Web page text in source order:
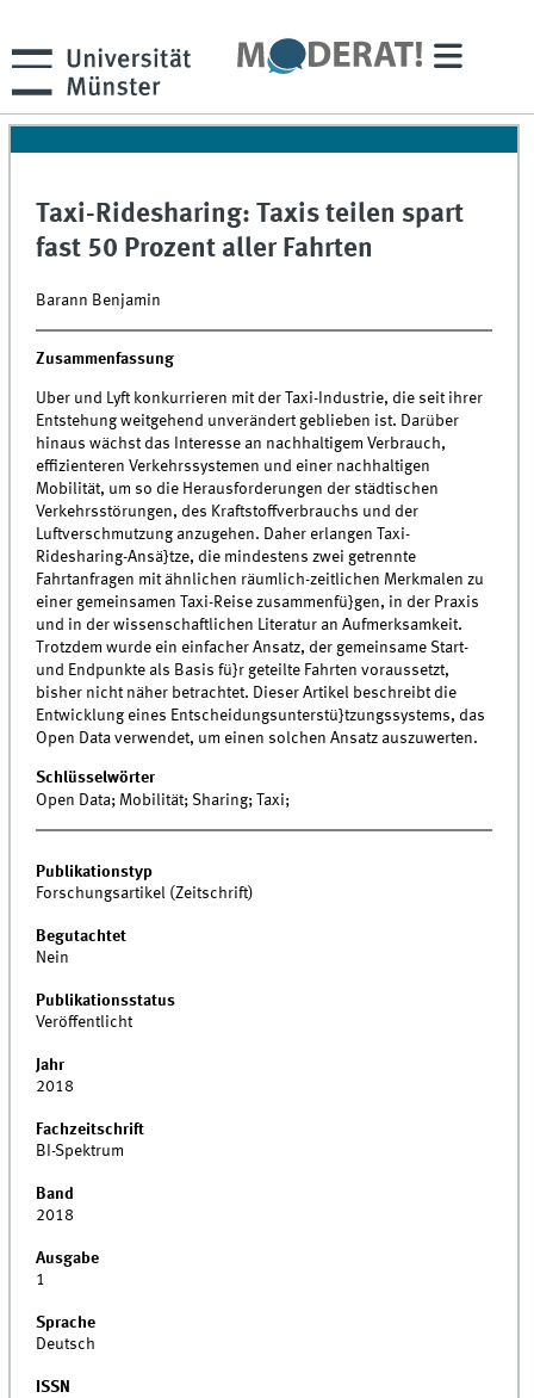
Taxi-Ridesharing: Taxis teilen spart
fast 50 Prozent aller Fahrten
Barann Benjamin
Zusammenfassung
Uber und Lyft konkurrieren mit der Taxi-Industrie, die seit ihrer
Entstehung weitgehend unverändert geblieben ist. Darüber
hinaus wächst das Interesse an nachhaltigem Verbrauch,
effizienteren Verkehrssystemen und einer nachhaltigen
Mobilität, um so die Herausforderungen der städtischen
Verkehrsstörungen, des Kraftstoffverbrauchs und der
Luftverschmutzung anzugehen. Daher erlangen Taxi-
Ridesharing-Ansä}tze, die mindestens zwei getrennte
Fahrtanfragen mit ähnlichen räumlich-zeitlichen Merkmalen zu
einer gemeinsamen Taxi-Reise zusammenfü}gen, in der Praxis
und in der wissenschaftlichen Literatur an Aufmerksamkeit.
Trotzdem wurde ein einfacher Ansatz, der gemeinsame Start-
und Endpunkte als Basis fü}r geteilte Fahrten voraussetzt,
bisher nicht näher betrachtet. Dieser Artikel beschreibt die
Entwicklung eines Entscheidungsunterstü}tzungssystems, das
Open Data verwendet, um einen solchen Ansatz auszuwerten.
Schlüsselwörter
Open Data; Mobilität; Sharing; Taxi;
Publikationstyp
Forschungsartikel (Zeitschrift)
Begutachtet
Nein
Publikationsstatus
Veröffentlicht
Jahr
2018
Fachzeitschrift
BI-Spektrum
Band
2018
Ausgabe
1
Sprache
Deutsch
ISSN